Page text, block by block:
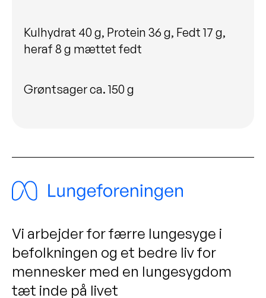
Kulhydrat 40 g, Protein 36 g, Fedt 17 g,
heraf 8 g mættet fedt
Grøntsager ca. 150 g
Vi arbejder for færre lungesyge i
befolkningen og et bedre liv for
mennesker med en lungesygdom
tæt inde på livet